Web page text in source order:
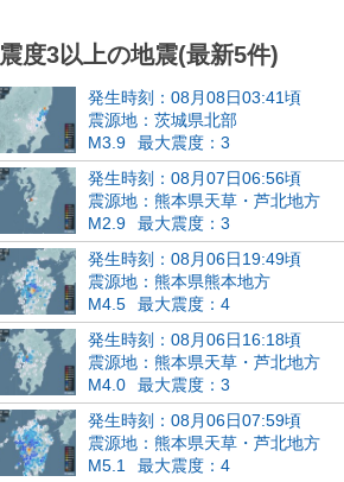
震度3以上の地震(最新5件)
発生時刻：08月08日03:41頃
震源地：茨城県北部
M3.9
最大震度：3
発生時刻：08月07日06:56頃
震源地：熊本県天草・芦北地方
M2.9
最大震度：3
発生時刻：08月06日19:49頃
震源地：熊本県熊本地方
M4.5
最大震度：4
発生時刻：08月06日16:18頃
震源地：熊本県天草・芦北地方
M4.0
最大震度：3
発生時刻：08月06日07:59頃
震源地：熊本県天草・芦北地方
M5.1
最大震度：4